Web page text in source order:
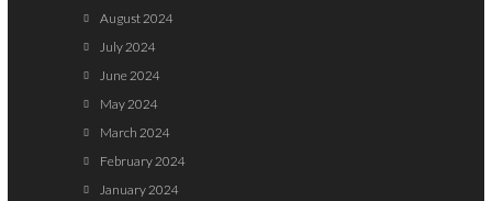
August 2024
July 2024
June 2024
May 2024
March 2024
February 2024
January 2024